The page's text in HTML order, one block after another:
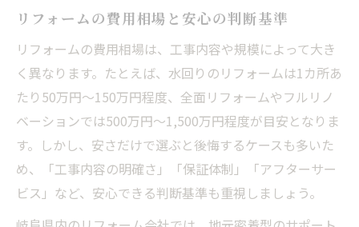
リフォームの費用相場と安心の判断基準
リフォームの費用相場は、工事内容や規模によって大き
く異なります。たとえば、水回りのリフォームは1カ所あ
たり50万円〜150万円程度、全面リフォームやフルリノ
ベーションでは500万円〜1,500万円程度が目安となりま
す。しかし、安さだけで選ぶと後悔するケースも多いた
め、「工事内容の明確さ」「保証体制」「アフターサー
ビス」など、安心できる判断基準も重視しましょう。